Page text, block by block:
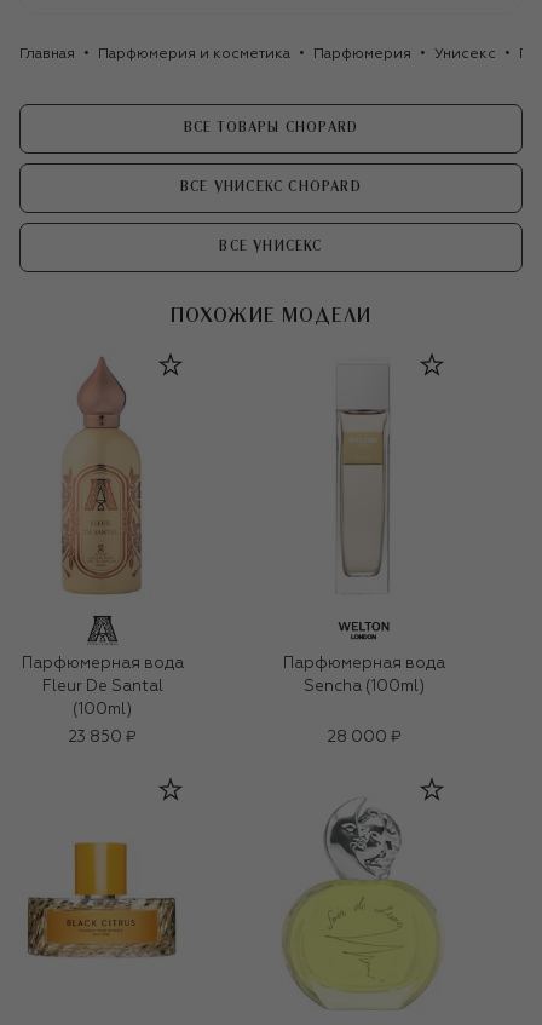
Главная Парфюмерия и косметика Парфюмерия Унисекс
ВСЕ ТОВАРЫ CHOPARD
ВСЕ УНИСЕКС CHOPARD
ВСЕ УНИСЕКС
ПОХОЖИЕ МОДЕЛИ
Парфюмерная вода
Fleur De Santal
(100ml)
23 850 ₽
Парфюмерная вода
Sencha (100ml)
28 000 ₽